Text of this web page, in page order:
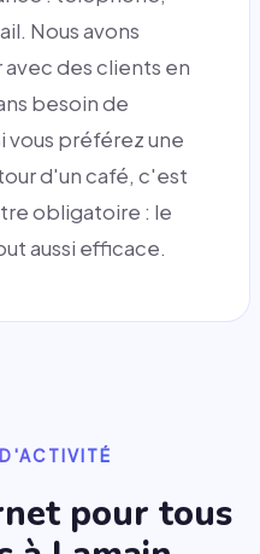
Nous avons
des clients en
besoin de
vous préférez une
d'un café, c'est
obligatoire : le
aussi efficace.
pour tous